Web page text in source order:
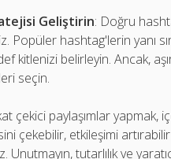
Geliştirin: Doğru
Popüler hashtag'lerin yanı
kitlenizi belirleyin. Ancak,
seçin.
çekici paylaşımlar yapmak,
çekebilir, etkileşimi artırabilir
Unutmayın, tutarlılık ve